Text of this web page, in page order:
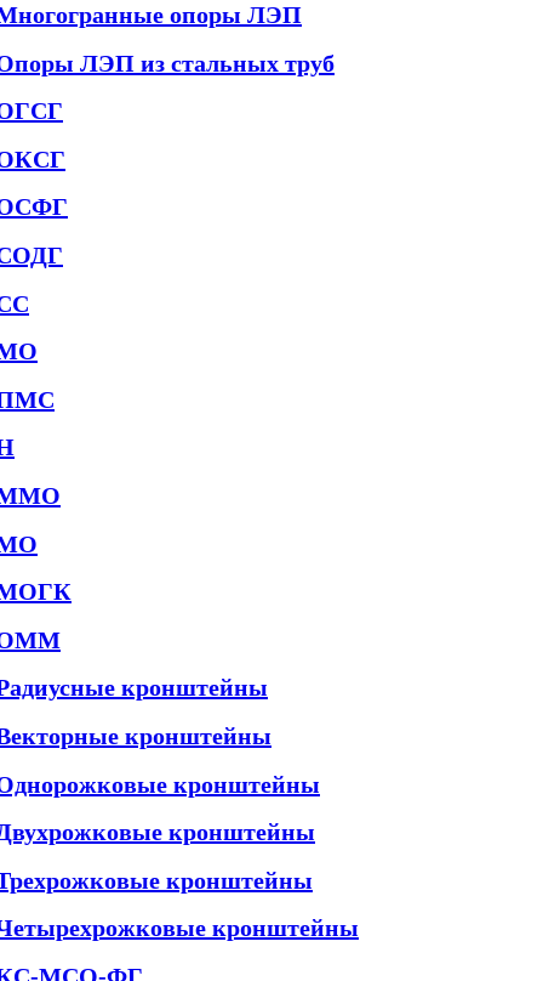
опоры ЛЭП
ЛЭП из стальных труб
кронштейны
кронштейны
кронштейны
кронштейны
кронштейны
кронштейны